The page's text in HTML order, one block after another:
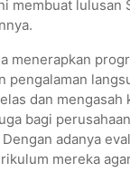
membuat
menerapkan
pengalaman
dan
bagi
adanya
mereka